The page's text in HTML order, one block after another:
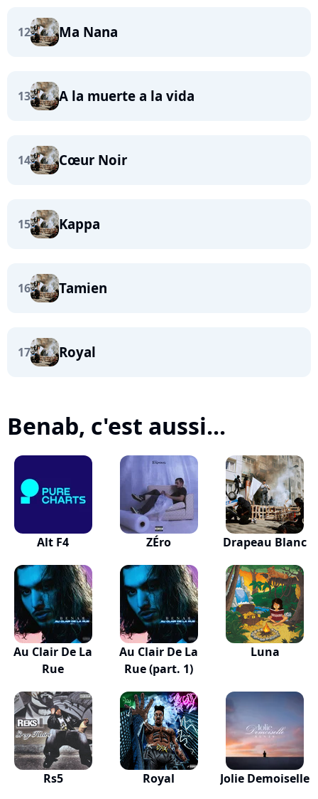
12 Ma Nana
13 A la muerte a la vida
14 Cœur Noir
15 Kappa
16 Tamien
17 Royal
Benab, c'est aussi...
Alt F4 ZÉro Drapeau Blanc
Au Clair De La
Rue
Au Clair De La
Rue (part. 1)
Luna
Rs5 Royal Jolie Demoiselle